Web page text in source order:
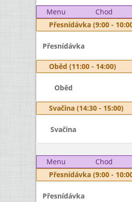
Menu Chod
Přesnídávka (9:00 -
Přesnídávka
Oběd (11:00 - 14:00)
Oběd
Svačina (14:30 - 15:00)
Svačina
Menu
Chod
Přesnídávka (9:00 -
Přesnídávka